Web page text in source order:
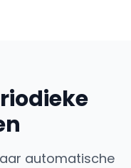
automatische